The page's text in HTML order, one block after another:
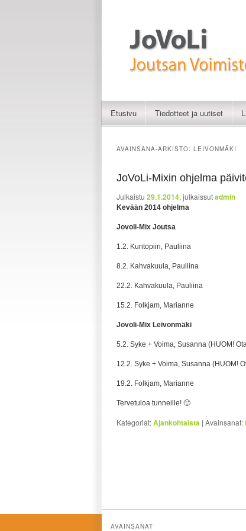
JoVoLi |
Siirry sisältöön
Siirry toissijaiseen sisältöön
Etusivu Tiedotteet ja uutiset
AVAINSANA-ARKISTO: LEIVONMÄKI
JoVoLi-Mixin ohjelma
Julkaistu 29.1.2014, julkaissutadmin
Kevään 2014 ohjelma
Jovoli-Mix Joutsa
1.2. Kuntopiiri, Pauliina
8.2. Kahvakuula, Pauliina
22.2. Kahvakuula, Pauliina
15.2. Folkjam, Marianne
Jovoli-Mix Leivonmäki
5.2. Syke + Voima, Susanna (HUOM!
12.2. Syke + Voima, Susanna (HUOM!
19.2. Folkjam, Marianne
Tervetuloa tunneille! 🙂
Kategoriat:Ajankohtaista | Avainsanat:
AVAINSANAT